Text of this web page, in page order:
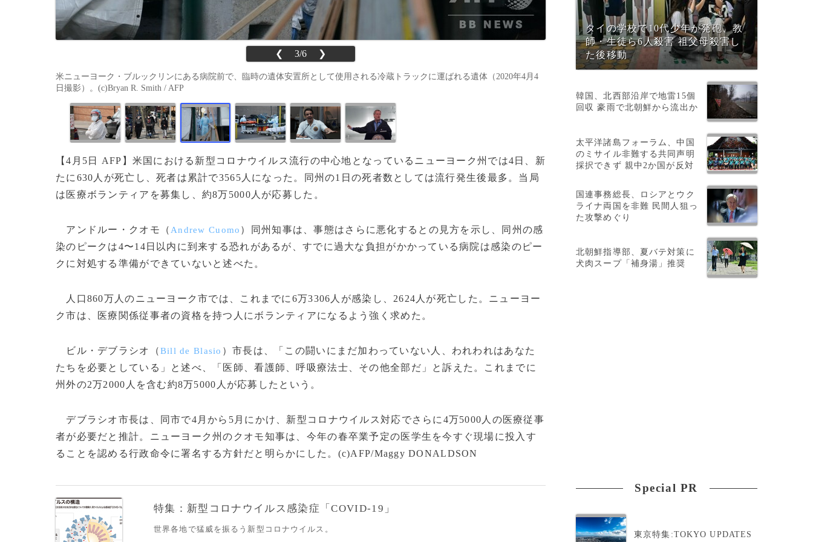
❮ 3/6 ❯
米ニューヨーク・ブルックリンにある病院前で、臨時の遺体安置所として使用される冷蔵トラックに運ばれる遺体（2020年4月4
日撮影）。(c)Bryan R. Smith / AFP
【4月5日 AFP】米国における新型コロナウイルス流行の中心地となっているニューヨーク州では4日、新
たに630人が死亡し、死者は累計で3565人になった。同州の1日の死者数としては流行発生後最多。当局
は医療ボランティアを募集し、約8万5000人が応募した。
アンドルー・クオモ（ Andrew Cuomo ）同州知事は、事態はさらに悪化するとの見方を示し、同州の感
染のピークは4〜14日以内に到来する恐れがあるが、すでに過大な負担がかかっている病院は感染のピー
クに対処する準備ができていないと述べた。
人口860万人のニューヨーク市では、これまでに6万3306人が感染し、2624人が死亡した。ニューヨー
ク市は、医療関係従事者の資格を持つ人にボランティアになるよう強く求めた。
ビル・デブラシオ（Bill de Blasio ）市長は、「この闘いにまだ加わっていない人、われわれはあなた
たちを必要としている」と述べ、「医師、看護師、呼吸療法士、その他全部だ」と訴えた。これまでに
州外の2万2000人を含む約8万5000人が応募したという。
デブラシオ市長は、同市で4月から5月にかけ、新型コロナウイルス対応でさらに4万5000人の医療従事
者が必要だと推計。ニューヨーク州のクオモ知事は、今年の春卒業予定の医学生を今すぐ現場に投入す
ることを認める行政命令に署名する方針だと明らかにした。(c)AFP/Maggy DONALDSON
特集：新型コロナウイルス感染症「COVID-19」
世界各地で猛威を振るう新型コロナウイルス。
タイの学校で10代少年が発砲、教
師・生徒ら6人殺害 祖父母殺害し
た後移動
韓国、北西部沿岸で地雷15個
回収 豪雨で北朝鮮から流出か
太平洋諸島フォーラム、中国
のミサイル非難する共同声明
採択できず 親中2か国が反対
国連事務総長、ロシアとウク
ライナ両国を非難 民間人狙っ
た攻撃めぐり
北朝鮮指導部、夏バテ対策に
犬肉スープ「補身湯」推奨
Special PR
東京特集:TOKYO UPDATES